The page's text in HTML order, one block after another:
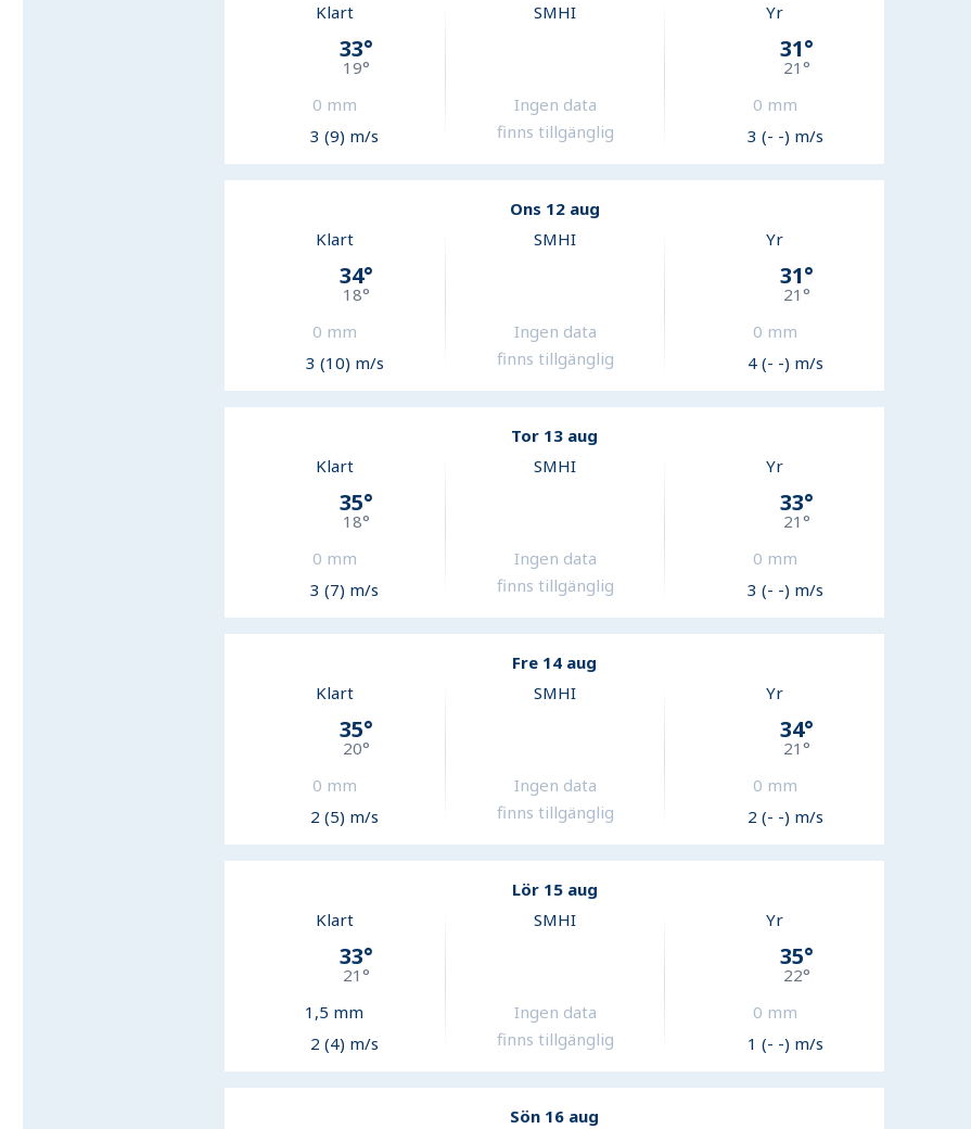
Klart
33°
19°
0 mm
3 (9) m/s
SMHI
Ingen data
finns tillgänglig
Yr
31°
21 °
0 mm
3 (- -) m/s
Ons 12 aug
Klart
34°
18°
0 mm
3 (10) m/s
SMHI
Ingen data
finns tillgänglig
Yr
31°
21 °
0 mm
4 (- -) m/s
Tor 13 aug
Klart
35°
18°
0 mm
3 (7) m/s
SMHI
Ingen data
finns tillgänglig
Yr
33°
21 °
0 mm
3 (- -) m/s
Fre 14 aug
Klart
35°
20°
0 mm
2 (5) m/s
SMHI
Ingen data
finns tillgänglig
Yr
34°
21 °
0 mm
2 (- -) m/s
Lör 15 aug
Klart
33°
21 °
1,5 mm
2 (4) m/s
SMHI
Ingen data
finns tillgänglig
Yr
35°
22°
0 mm
1 (- -) m/s
Sön 16 aug